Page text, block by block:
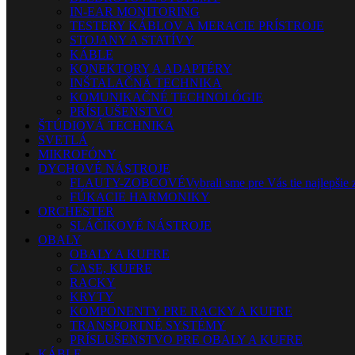
IN-EAR MONITORING
TESTERY KÁBLOV A MERACIE PRÍSTROJE
STOJANY A STATÍVY
KÁBLE
KONEKTORY A ADAPTÉRY
INŠTALAČNÁ TECHNIKA
KOMUNIKAČNÉ TECHNOLÓGIE
PRÍSLUŠENSTVO
ŠTÚDIOVÁ TECHNIKA
SVETLÁ
MIKROFÓNY
DYCHOVÉ NÁSTROJE
FLAUTY-ZOBCOVÉVybrali sme pre Vás tie
FÚKACIE HARMONIKY
ORCHESTER
SLÁČIKOVÉ NÁSTROJE
OBALY
OBALY A KUFRE
CASE, KUFRE
RACKY
KRYTY
KOMPONENTY PRE RACKY A KUFRE
TRANSPORTNÉ SYSTÉMY
PRÍSLUŠENSTVO PRE OBALY A KUFRE